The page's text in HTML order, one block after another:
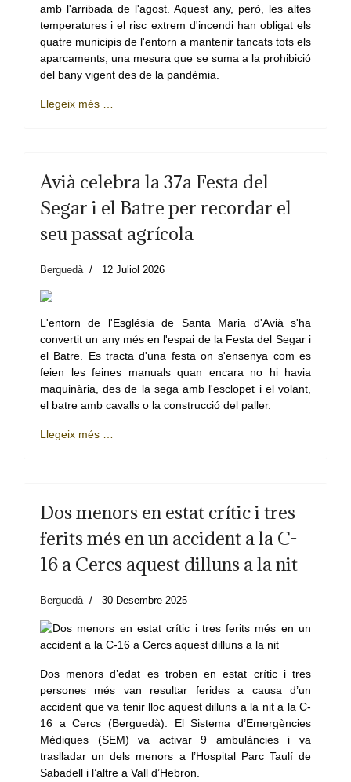
amb l'arribada de l'agost. Aquest any, però, les altes
temperatures i el risc extrem d'incendi han obligat els
quatre municipis de l'entorn a mantenir tancats tots els
aparcaments, una mesura que se suma a la prohibició
del bany vigent des de la pandèmia.
Llegeix més …
Avià celebra la 37a Festa del
Segar i el Batre per recordar el
seu passat agrícola
Berguedà 12 Juliol 2026
L'entorn de l'Església de Santa Maria d'Avià s'ha
convertit un any més en l'espai de la Festa del Segar i
el Batre. Es tracta d'una festa on s'ensenya com es
feien les feines manuals quan encara no hi havia
maquinària, des de la sega amb l'esclopet i el volant,
el batre amb cavalls o la construcció del paller.
Llegeix més …
Dos menors en estat crític i tres
ferits més en un accident a la C-
16 a Cercs aquest dilluns a la nit
Berguedà 30 Desembre 2025
Dos menors d’edat es troben en estat crític i tres
persones més van resultar ferides a causa d’un
accident que va tenir lloc aquest dilluns a la nit a la C-
16 a Cercs (Berguedà). El Sistema d’Emergències
Mèdiques (SEM) va activar 9 ambulàncies i va
traslladar un dels menors a l’Hospital Parc Taulí de
Sabadell i l’altre a Vall d’Hebron.